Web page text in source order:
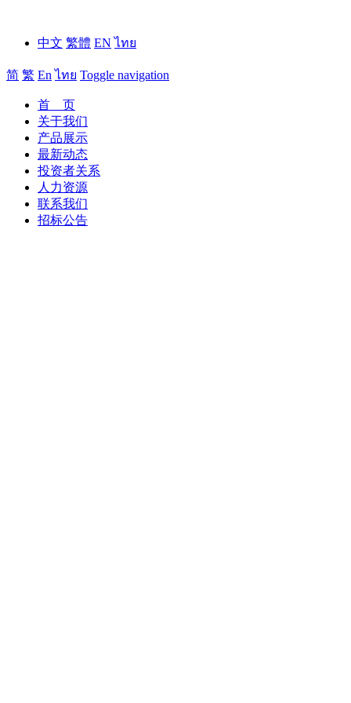
中文 繁體 EN ไทย
简 繁 En ไทย Toggle navigation
首 页
关于我们
产品展示
最新动态
投资者关系
人力资源
联系我们
招标公告